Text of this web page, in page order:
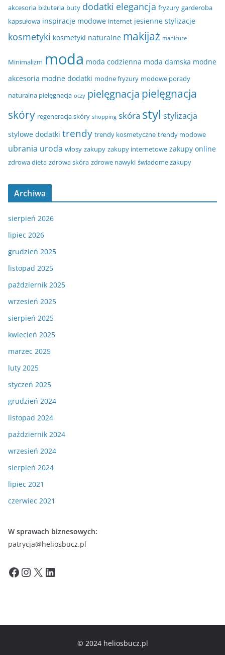
akcesoria biżuteria buty dodatki elegancja fryzury garderoba
kapsułowa inspiracje modowe internet jesienne stylizacje
kosmetyki kosmetyki naturalne makijaż manicure
Minimalizm moda moda codzienna moda damska modne
akcesoria modne dodatki modne fryzury modowe porady
naturalna pielęgnacja oczy pielęgnacja pielęgnacja
skóry regeneracja skóry shopping skóra styl stylizacja
stylowe dodatki trendy trendy kosmetyczne trendy modowe
ubrania uroda włosy zakupy zakupy internetowe zakupy online
zdrowa dieta zdrowa skóra zdrowe nawyki świadome zakupy
Archiwa
sierpień 2026
lipiec 2026
grudzień 2025
listopad 2025
październik 2025
wrzesień 2025
sierpień 2025
kwiecień 2025
marzec 2025
luty 2025
styczeń 2025
grudzień 2024
listopad 2024
październik 2024
wrzesień 2024
sierpień 2024
lipiec 2021
czerwiec 2021
W sprawach biznesowych:
patrycja@heliosbucz.pl
Facebook InstagramX LinkedIn
© 2024 heliosbucz.pl